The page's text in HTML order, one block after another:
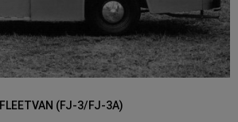
FLEETVAN (FJ-3/FJ-3A)